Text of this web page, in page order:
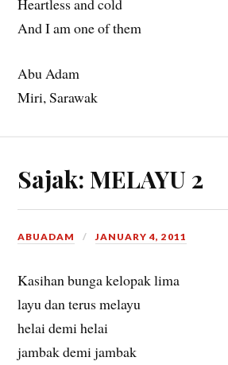
Heartless and cold
And I am one of them
Abu Adam
Miri, Sarawak
Sajak: MELAYU 2
ABUADAM JANUARY 4, 2011
Kasihan bunga kelopak lima
layu dan terus melayu
helai demi helai
jambak demi jambak